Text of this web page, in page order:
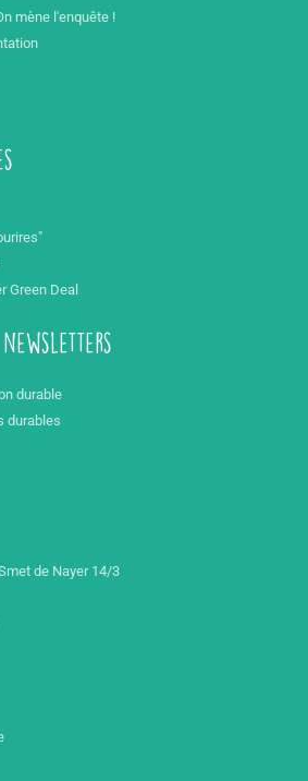
mène l'enquête !
Green Deal
durable
durables
de Nayer 14/3